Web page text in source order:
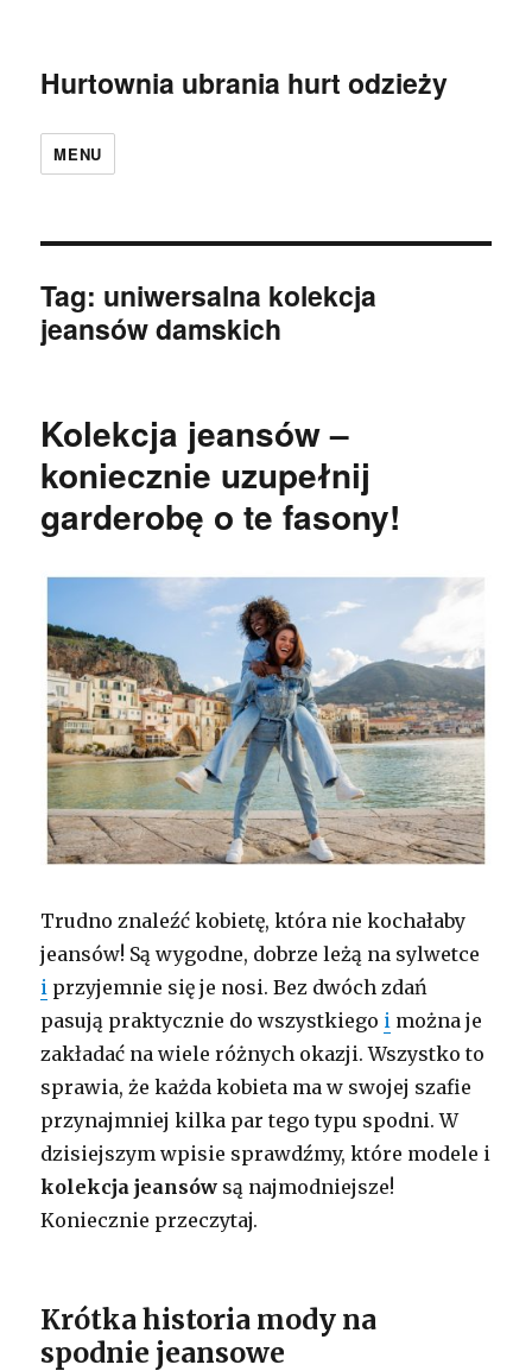
Hurtownia ubrania hurt odzieży
MENU
Tag: uniwersalna kolekcja
jeansów damskich
Kolekcja jeansów –
koniecznie uzupełnij
garderobę o te fasony!
Trudno znaleźć kobietę, która nie kochałaby
jeansów! Są wygodne, dobrze leżą na sylwetce
i przyjemnie się je nosi. Bez dwóch zdań
pasują praktycznie do wszystkiego i można je
zakładać na wiele różnych okazji. Wszystko to
sprawia, że każda kobieta ma w swojej szafie
przynajmniej kilka par tego typu spodni. W
dzisiejszym wpisie sprawdźmy, które modele i
kolekcja jeansów są najmodniejsze!
Koniecznie przeczytaj.
Krótka historia mody na
spodnie jeansowe